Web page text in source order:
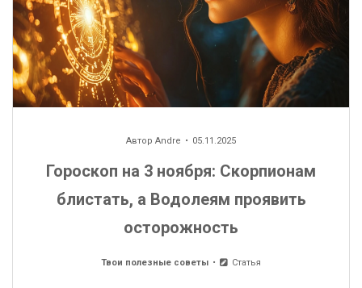
Автор Andre 05.11.2025
Гороскоп на 3 ноября: Скорпионам
блистать, а Водолеям проявить
осторожность
Твои полезные советы Статья